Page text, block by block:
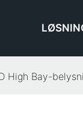
High Bay-